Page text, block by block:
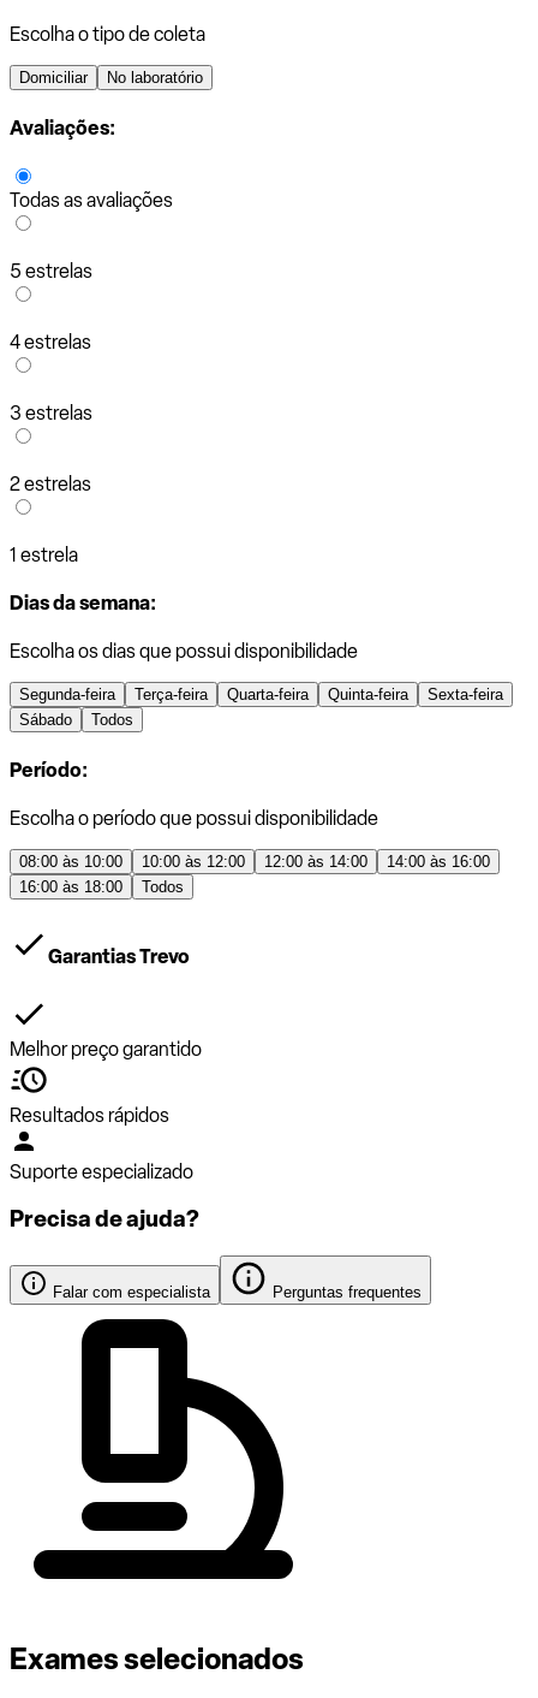
Escolha o tipo de coleta
Domiciliar No laboratório
Avaliações:
Todas as avaliações
5 estrelas
4 estrelas
3 estrelas
2 estrelas
1 estrela
Dias da semana:
Escolha os dias que possui disponibilidade
Segunda-feira Terça-feira Quarta-feira Quinta-feira
Sexta-feira
Sábado
Todos
Período:
Escolha o período que possui disponibilidade
08:00 às 10:00 10:00 às 12:00 12:00 às 14:00
14:00 às 16:00
16:00 às 18:00
Todos
Garantias Trevo
Melhor preço garantido
Resultados rápidos
Suporte especializado
Precisa de ajuda?
Falar com especialista Perguntas frequentes
Exames selecionados